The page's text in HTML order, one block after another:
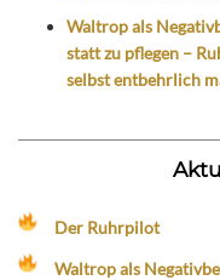
Waltrop als
statt zu pflegen –
selbst entbehrlich
Der Ruhrpilot
Waltrop als